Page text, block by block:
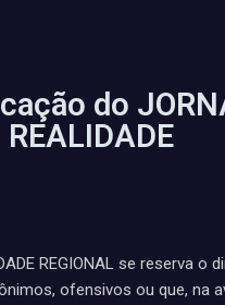
do
REALIDADE
REGIONAL se reserva o
ofensivos ou que, na